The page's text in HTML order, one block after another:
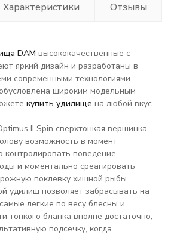
Характеристики Отзывы
DAM высококачественные с
яркий дизайн и разработаны в
современными технологиями.
широким модельным
купить удилище на любой вкус
II Spin cверхтонкая вершинка
возможность в момент
контролировать поведение
и моментально среагировать
поклевку хищной рыбы.
удилищ позволяет забрасывать на
легкие по весу блесны и
тонкого бланка вполне достаточно,
подсечку, когда